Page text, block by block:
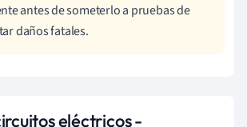
antes de someterlo a pruebas de
daños fatales.
eléctricos -